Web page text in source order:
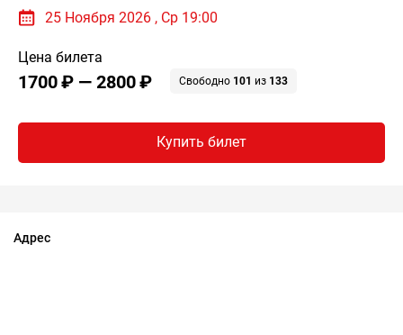
25 Ноября 2026 , Ср 19:00
Цена билета
1700 ₽ — 2800 ₽ Свободно 101 из 133
Купить билет
Адрес